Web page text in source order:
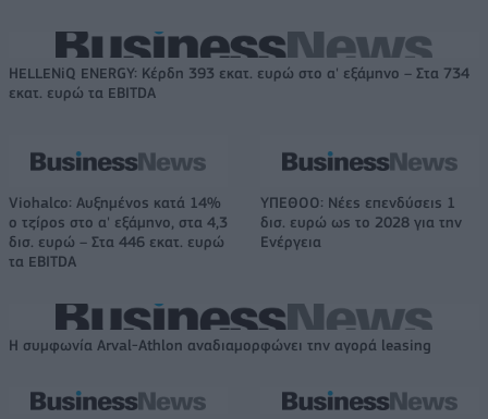
HELLENiQ ENERGY: Κέρδη 393 εκατ. ευρώ στο α' εξάμηνο – Στα 734
εκατ. ευρώ τα EBITDA
Viohalco: Αυξημένος κατά 14%
ο τζίρος στο α' εξάμηνο, στα 4,3
δισ. ευρώ – Στα 446 εκατ. ευρώ
τα EBITDA
ΥΠΕΘΟΟ: Νέες επενδύσεις 1
δισ. ευρώ ως το 2028 για την
Ενέργεια
Η συμφωνία Arval-Athlon αναδιαμορφώνει την αγορά leasing